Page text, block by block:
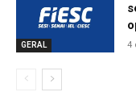
GERAL 4